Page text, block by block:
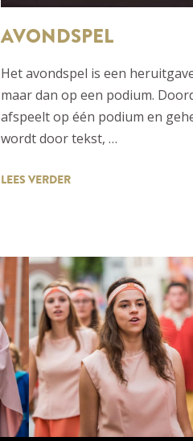
AVONDSPEL
Het avondspel is een
maar dan op een podium.
afspeelt op één podium en
wordt door tekst, …
LEES VERDER